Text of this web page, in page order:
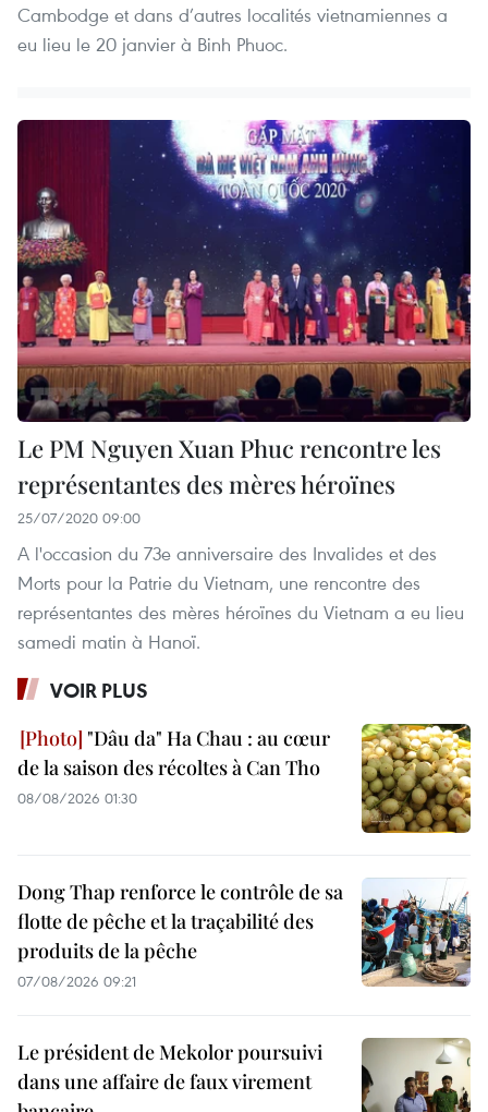
Cambodge et dans d’autres localités vietnamiennes a
eu lieu le 20 janvier à Binh Phuoc.
Le PM Nguyen Xuan Phuc rencontre les
représentantes des mères héroïnes
25/07/2020 09:00
A l'occasion du 73e anniversaire des Invalides et des
Morts pour la Patrie du Vietnam, une rencontre des
représentantes des mères héroïnes du Vietnam a eu lieu
samedi matin à Hanoï.
VOIR PLUS
"Dâu da" Ha Chau : au cœur
de la saison des récoltes à Can Tho
08/08/2026 01:30
Dong Thap renforce le contrôle de sa
flotte de pêche et la traçabilité des
produits de la pêche
07/08/2026 09:21
Le président de Mekolor poursuivi
dans une affaire de faux virement